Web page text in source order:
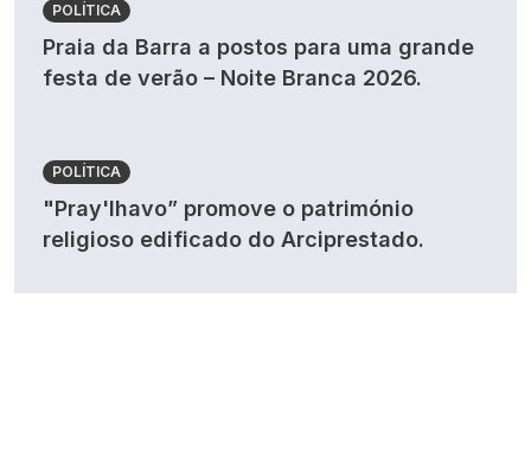
POLÍTICA
Praia da Barra a postos para uma grande
festa de verão – Noite Branca 2026.
POLÍTICA
"Pray'lhavo” promove o património
religioso edificado do Arciprestado.